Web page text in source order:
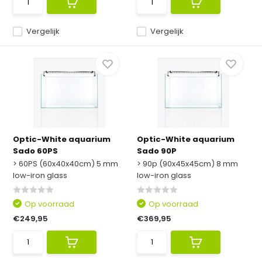
Vergelijk Vergelijk
Optic-White aquarium
Sado 60PS
> 60PS (60x40x40cm) 5 mm
low-iron glass
Op voorraad
€249,95
Optic-White aquarium
Sado 90P
> 90p (90x45x45cm) 8 mm
low-iron glass
Op voorraad
€369,95